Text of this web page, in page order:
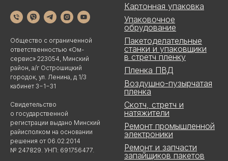
Общество с ограниченной
ответственностью «Ом-
сервис» 223054, Минский
район, а/г Острошицкий
городок, ул. Ленина, д 1/3
кабинет 3−1−31
Свидетельство
о государственной
регистрации выдано Минский
райисполком на основании
решения от 06.02.2014
№ 247829. УНП: 691756477.
Картонная упаковка
Упаковочное
обрудование
Пакетоделательные
станки и упаковщики
в стретч пленку
Пленка ПВД
Воздушно-пузырчатая
пленка
Скотч, стретч и
натяжители
Ремонт промышленной
электроники
Ремонт и запчасти
запайщиков пакетов